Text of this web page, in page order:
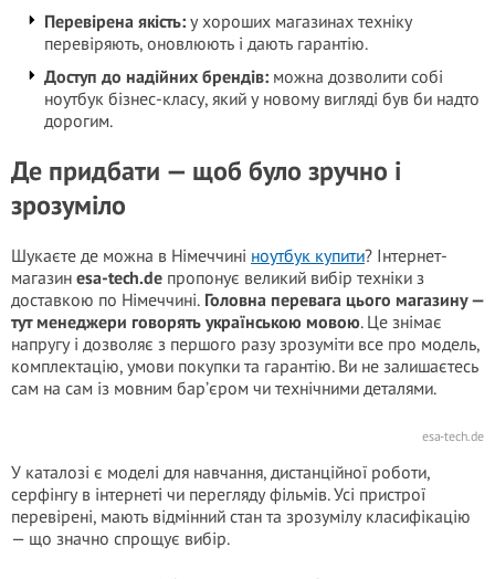
Перевірена якість: у хороших магазинах техніку
перевіряють, оновлюють і дають гарантію.
Доступ до надійних брендів: можна дозволити собі
ноутбук бізнес-класу, який у новому вигляді був би надто
дорогим.
Де придбати — щоб було зручно і
зрозуміло
Шукаєте де можна в Німеччині ноутбук купити? Інтернет-
магазин esa-tech.de пропонує великий вибір техніки з
доставкою по Німеччині. Головна перевага цього магазину —
тут менеджери говорять українською мовою. Це знімає
напругу і дозволяє з першого разу зрозуміти все про модель,
комплектацію, умови покупки та гарантію. Ви не залишаєтесь
сам на сам із мовним бар’єром чи технічними деталями.
esa-tech.de
У каталозі є моделі для навчання, дистанційної роботи,
серфінгу в інтернеті чи перегляду фільмів. Усі пристрої
перевірені, мають відмінний стан та зрозумілу класифікацію
— що значно спрощує вибір.